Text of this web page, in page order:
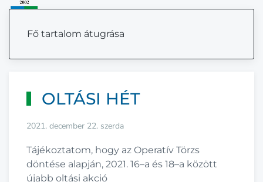
Fő tartalom átugrása
OLTÁSI HÉT
2021. december 22. szerda
Tájékoztatom, hogy az Operatív Törzs
döntése alapján, 2021. 16–a és 18–a között
újabb oltási akció